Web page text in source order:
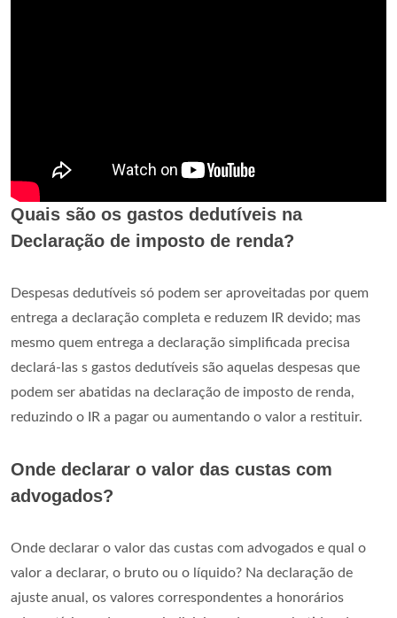
Quais são os gastos dedutíveis na
Declaração de imposto de renda?
Despesas dedutíveis só podem ser aproveitadas por quem
entrega a declaração completa e reduzem IR devido; mas
mesmo quem entrega a declaração simplificada precisa
declará-las s gastos dedutíveis são aquelas despesas que
podem ser abatidas na declaração de imposto de renda,
reduzindo o IR a pagar ou aumentando o valor a restituir.
Onde declarar o valor das custas com
advogados?
Onde declarar o valor das custas com advogados e qual o
valor a declarar, o bruto ou o líquido? Na declaração de
ajuste anual, os valores correspondentes a honorários